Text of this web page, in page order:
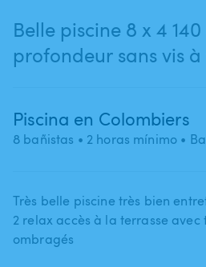
Belle piscine 8 x 4
profondeur sans vis à
Piscina en Colombiers
8 bañistas • 2 horas mínimo •
Très belle piscine très bien
2 relax accès à la terrasse avec
ombragés